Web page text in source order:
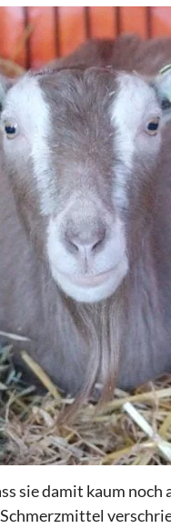
sie damit kaum